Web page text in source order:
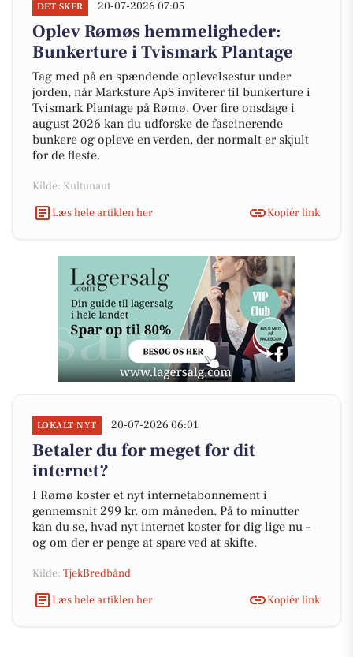
DET SKER 20-07-2026 07:05
Oplev Rømøs hemmeligheder:
Bunkerture i Tvismark Plantage
Tag med på en spændende oplevelsestur under
jorden, når Marksture ApS inviterer til bunkerture i
Tvismark Plantage på Rømø. Over fire onsdage i
august 2026 kan du udforske de fascinerende
bunkere og opleve en verden, der normalt er skjult
for de fleste.
Kilde: Kultunaut
Læs hele artiklen her
Kopiér link
LOKALT NYT 20-07-2026 06:01
Betaler du for meget for dit
internet?
I Rømø koster et nyt internetabonnement i
gennemsnit 299 kr. om måneden. På to minutter
kan du se, hvad nyt internet koster for dig lige nu –
og om der er penge at spare ved at skifte.
Kilde: TjekBredbånd
Læs hele artiklen her
Kopiér link